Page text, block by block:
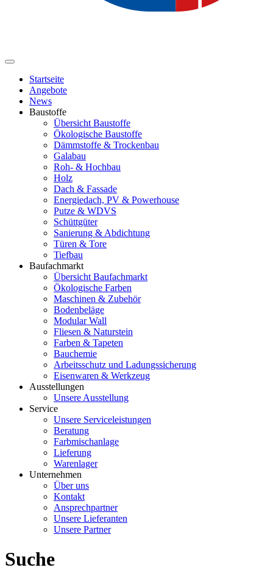
Startseite
Angebote
News
Baustoffe
Übersicht Baustoffe
Ökologische Baustoffe
Dämmstoffe & Trockenbau
Galabau
Roh- & Hochbau
Holz
Dach & Fassade
Energiedach, PV & Powerhouse
Putze & WDVS
Schüttgüter
Sanierung & Abdichtung
Türen & Tore
Tiefbau
Baufachmarkt
Übersicht Baufachmarkt
Ökologische Farben
Maschinen & Zubehör
Bodenbeläge
Modular Wall
Fliesen & Naturstein
Farben & Tapeten
Bauchemie
Arbeitsschutz und Ladungssicherung
Eisenwaren & Werkzeug
Ausstellungen
Unsere Ausstellung
Service
Unsere Serviceleistungen
Beratung
Farbmischanlage
Lieferung
Warenlager
Unternehmen
Über uns
Kontakt
Ansprechpartner
Unsere Lieferanten
Unsere Partner
Suche